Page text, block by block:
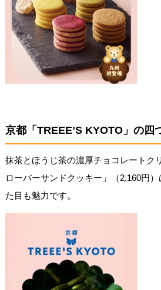
京都「TREEE’S KYOTO」の四
抹茶とほうじ茶の濃厚チョコレートク
ローバーサンドクッキー」（2,160円
た目も魅力です。